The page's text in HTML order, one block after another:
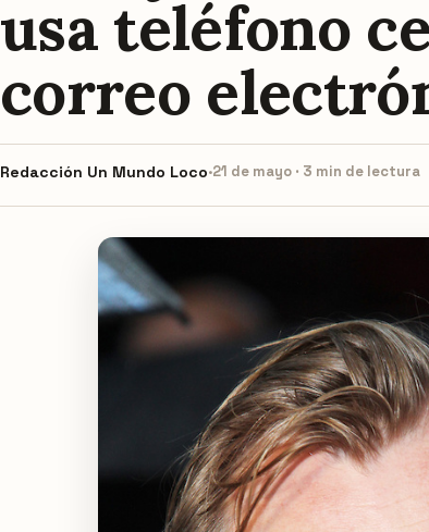
usa teléfono
correo
Redacción Un Mundo Loco·21 de mayo · 3 min de lectura